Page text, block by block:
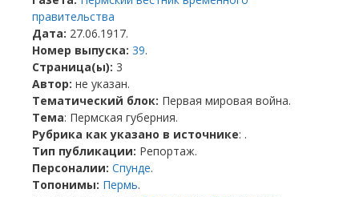
правительства
Дата: 27.06.1917.
Номер выпуска: 39.
Страница(ы): 3
Автор: не указан.
Тематический блок: Первая мировая война.
Тема: Пермская губерния.
Рубрика как указано в источнике: .
Тип публикации: Репортаж.
Персоналии: Спунде.
Топонимы: Пермь.